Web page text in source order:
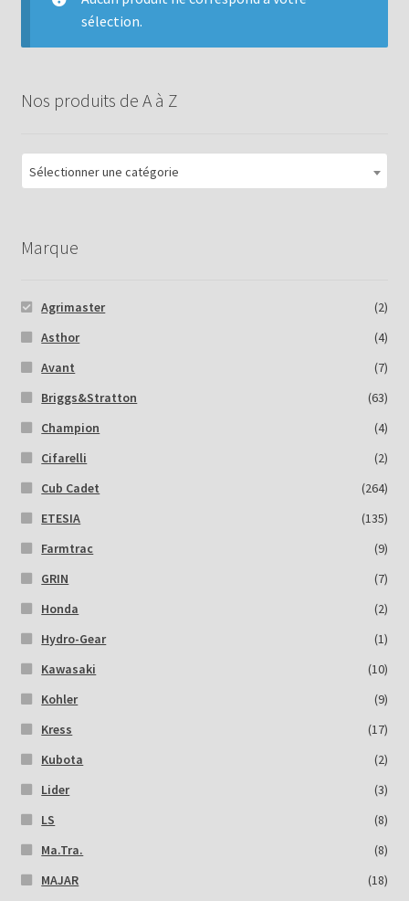
sélection.
Nos produits de A à Z
Sélectionner une catégorie
Marque
Agrimaster
(2)
Asthor
(4)
Avant
(7)
Briggs&Stratton
(63)
Champion
(4)
Cifarelli
(2)
Cub Cadet
(264)
ETESIA
(135)
Farmtrac
(9)
GRIN
(7)
Honda
(2)
Hydro-Gear
(1)
Kawasaki
(10)
Kohler
(9)
Kress
(17)
Kubota
(2)
Lider
(3)
LS
(8)
Ma.Tra.
(8)
MAJAR
(18)